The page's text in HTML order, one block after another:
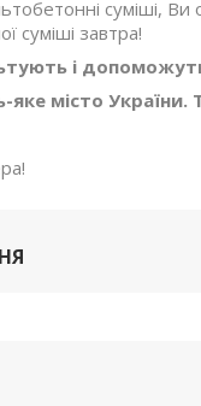
суміші, Ви
суміші завтра!
і
місто